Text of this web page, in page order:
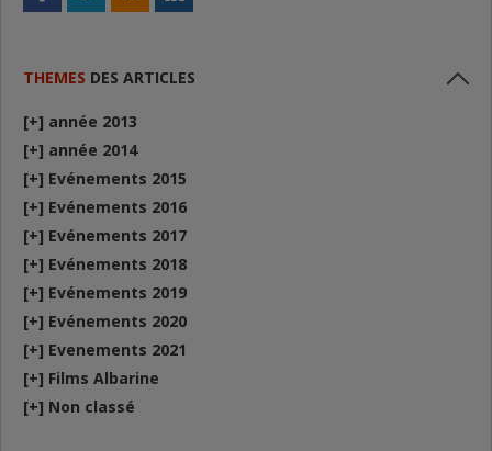
THEMES DES ARTICLES
[+] année 2013
[+] année 2014
[+] Evénements 2015
[+] Evénements 2016
[+] Evénements 2017
[+] Evénements 2018
[+] Evénements 2019
[+] Evénements 2020
[+] Evenements 2021
[+] Films Albarine
[+] Non classé